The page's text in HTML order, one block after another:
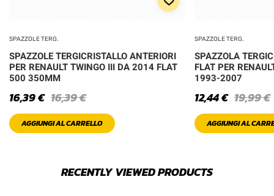
SPAZZOLE TERG.
SPAZZOLE TERGICRISTALLO ANTERIORI
PER RENAULT TWINGO III DA 2014 FLAT
500 350MM
16,39€
16,39€
AGGIUNGI AL CARRELLO
SPAZZOLE TERG.
SPAZZOLA
FLAT PER
1993-2007
19,99€
12,44€
AGGIUNGI AL
RECENTLY VIEWED PRODUCTS